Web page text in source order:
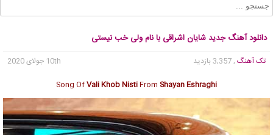
دانلود آهنگ جدید شایان اشراقی با نام ولی خب نیستی
تک آهنگ , 3,357 بازدید
10th جولای 2020
Song OfVali Khob NistiFrom Shayan Eshraghi